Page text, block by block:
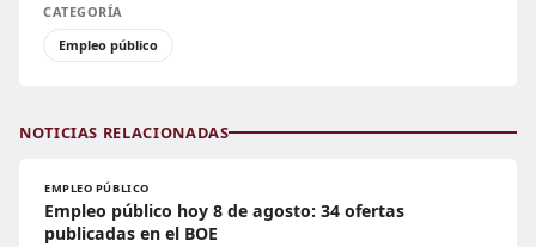
CATEGORÍA
Empleo público
NOTICIAS RELACIONADAS
EMPLEO PÚBLICO
Empleo público hoy 8 de agosto: 34 ofertas
publicadas en el BOE